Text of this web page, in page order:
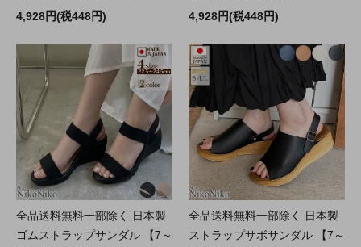
4,928円(税448円)
4,928円(税448円)
全品送料無料一部除く 日本製
ゴムストラップサンダル 【7～
全品送料無料一部除く 日本製
ストラップサボサンダル 【7～